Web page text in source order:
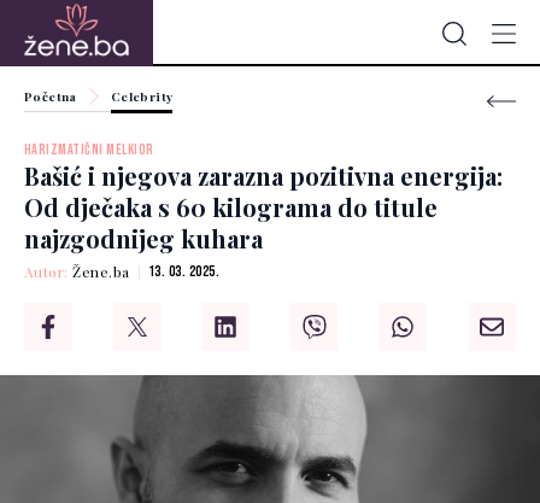
Početna Celebrity
HARIZMATIČNI MELKIOR
Bašić i njegova zarazna pozitivna energija:
Od dječaka s 60 kilograma do titule
najzgodnijeg kuhara
Autor:Žene.ba 13. 03. 2025.